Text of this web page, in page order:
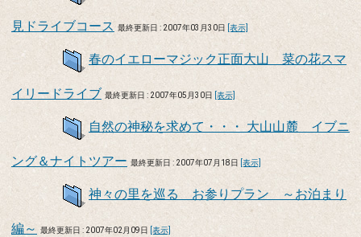
見ドライブコース 最終更新日 : 2007年03月30日 [表示]
春のイエローマジック正面大山 菜の花スマ
イリードライブ 最終更新日 : 2007年05月30日 [表示]
自然の神秘を求めて・・・ 大山山麓 イブニ
ング＆ナイトツアー 最終更新日 : 2007年07月18日 [表示]
神々の里を巡る お参りプラン ～お泊まり
編～ 最終更新日 : 2007年02月09日 [表示]